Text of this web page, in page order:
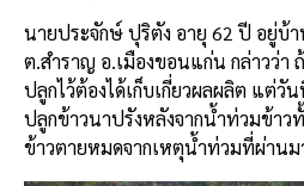
นายประจักษ์ ปุริตัง อายุ 62 ปี อยู่บ้
ต.สำราญ อ.เมืองขอนแก่น กล่าวว่า
ปลูกไว้ต้องได้เก็บเกี่ยวผลผลิต แต่วั
ปลูกข้าวนาปรังหลังจากน้ำท่วมข้าว
ข้าวตายหมดจากเหตุน้ำท่วมที่ผ่านม